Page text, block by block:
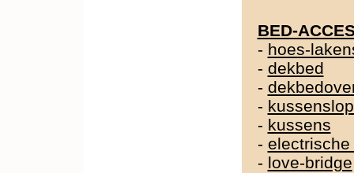
BED-
- hoes-
- dekbed
-
-
- kussens
-
- love-bridge